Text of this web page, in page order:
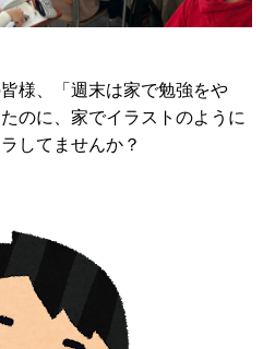
様、「週末は家で勉強をや
のに、家でイラストのように
してませんか？